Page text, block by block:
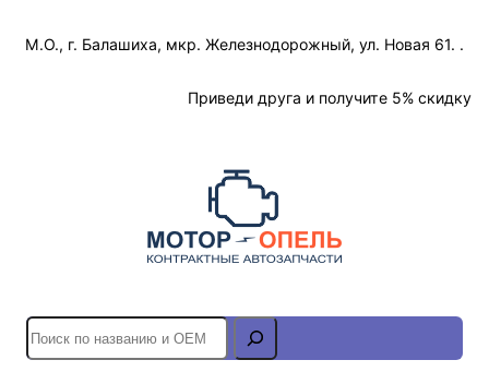
М.О., г. Балашиха, мкр. Железнодорожный, ул. Новая 61. .
Приведи друга и получите 5% скидку
S
e